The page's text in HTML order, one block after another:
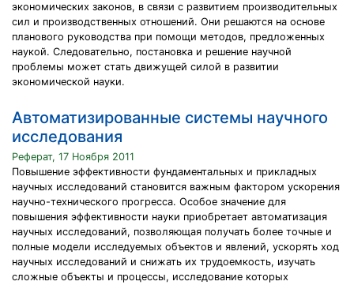
экономических законов, в связи с развитием производительных
сил и производственных отношений. Они решаются на основе
планового руководства при помощи методов, предложенных
наукой. Следовательно, постановка и решение научной
проблемы может стать движущей силой в развитии
экономической науки.
Автоматизированные системы научного
исследования
Реферат, 17 Ноября 2011
Повышение эффективности фундаментальных и прикладных
научных исследований становится важным фактором ускорения
научно-технического прогресса. Особое значение для
повышения эффективности науки приобретает автоматизация
научных исследований, позволяющая получать более точные и
полные модели исследуемых объектов и явлений, ускорять ход
научных исследований и снижать их трудоемкость, изучать
сложные объекты и процессы, исследование которых